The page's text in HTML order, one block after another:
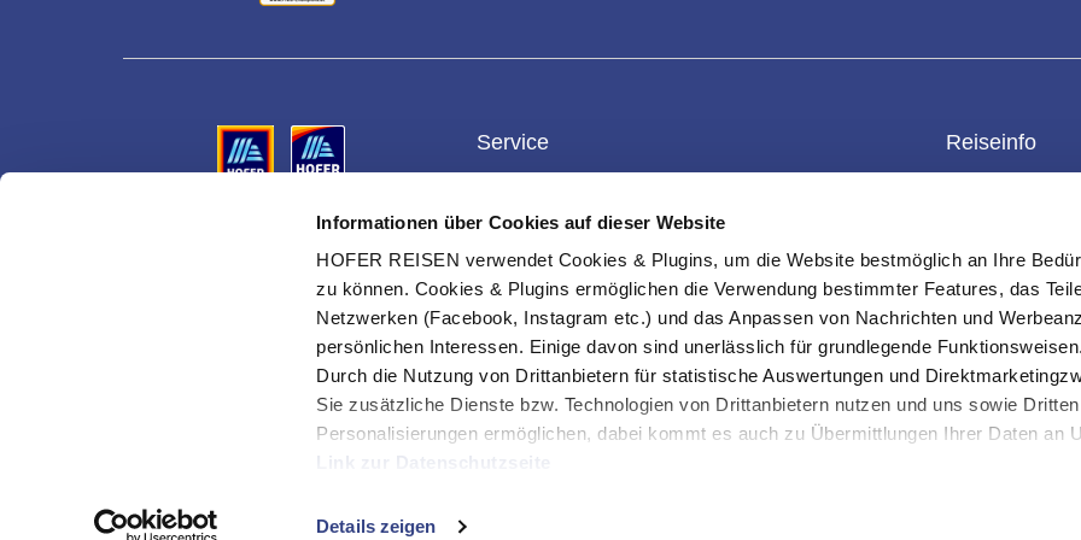
Informationen über Cookies auf dieser Website
HOFER REISEN verwendet Cookies & Plugins, um die Website bestmöglich an Ihre
zu können. Cookies & Plugins ermöglichen die Verwendung bestimmter Features, das
Netzwerken (Facebook, Instagram etc.) und das Anpassen von Nachrichten und
persönlichen Interessen. Einige davon sind unerlässlich für grundlegende
Durch die Nutzung von Drittanbietern für statistische Auswertungen und
Sie zusätzliche Dienste bzw. Technologien von Drittanbietern nutzen und uns sowie
Personalisierungen ermöglichen, dabei kommt es auch zu Übermittlungen Ihrer Daten an
Link zur Datenschutzseite
Mit Klick auf "Alles erlauben" stimmen Sie der Verwendung der Cookies & Plugins auf
Details zeigen
Vermittler ist die HOFER REISEN GmbH & Co KG,
Service
Gutscheinwert prüfen
Datenschutz
Ihre Vorteile
Impressum
Urlaubs-Checkliste
Erklärung Barrierefreiheit
Suche und Sortierung
Info & FAQ
Cookie-Einstellungen
verwalten
Über uns
Reiseinfo